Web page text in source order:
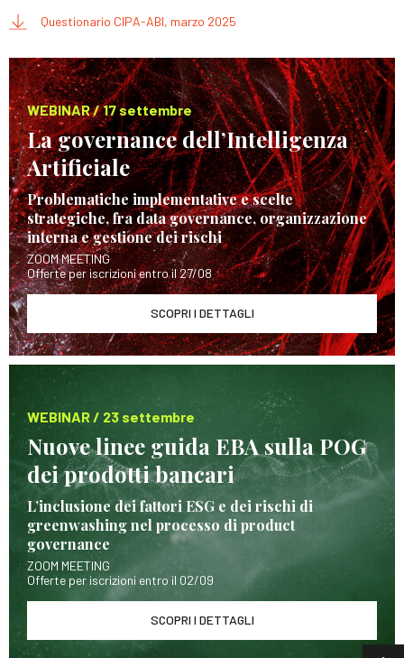
Questionario CIPA-ABI, marzo 2025
WEBINAR / 17 settembre
La governance dell’Intelligenza
Artificiale
Problematiche implementative e scelte
strategiche, fra data governance, organizzazione
interna e gestione dei rischi
ZOOM MEETING
Offerte per iscrizioni entro il 27/08
SCOPRI I DETTAGLI
WEBINAR / 23 settembre
Nuove linee guida EBA sulla POG
dei prodotti bancari
L’inclusione dei fattori ESG e dei rischi di
greenwashing nel processo di product
governance
ZOOM MEETING
Offerte per iscrizioni entro il 02/09
SCOPRI I DETTAGLI